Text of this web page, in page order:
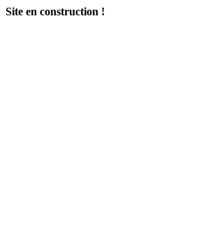
Site en construction !